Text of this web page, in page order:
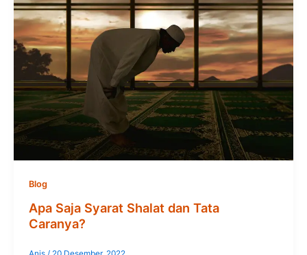
Blog
Apa Saja Syarat Shalat dan Tata
Caranya?